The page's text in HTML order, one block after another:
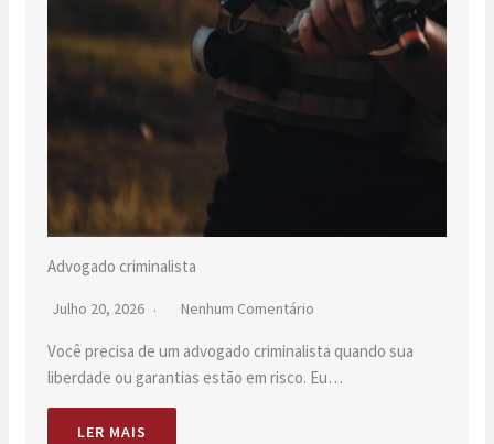
Advogado criminalista
Julho 20, 2026 Nenhum Comentário
Você precisa de um advogado criminalista quando sua
liberdade ou garantias estão em risco. Eu…
LER MAIS